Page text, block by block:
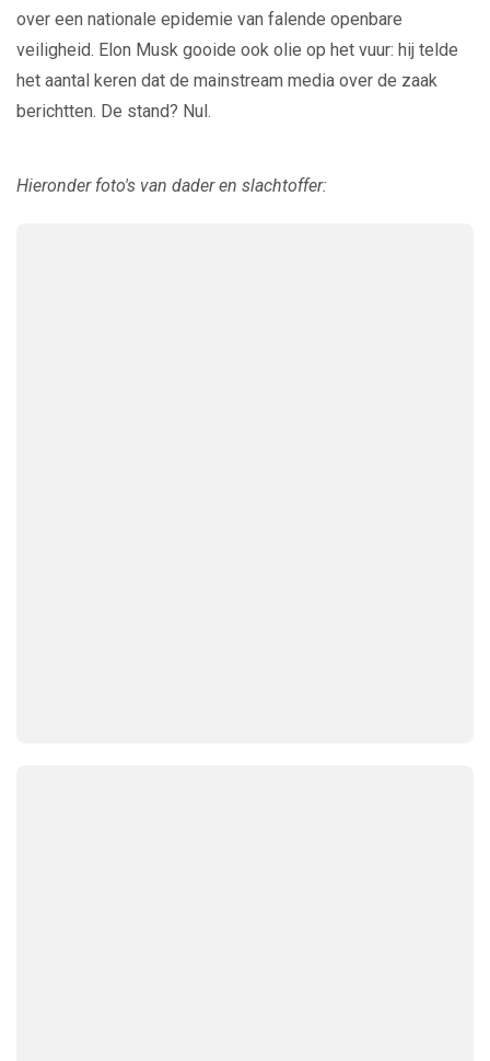
over een nationale epidemie van falende openbare
veiligheid. Elon Musk gooide ook olie op het vuur: hij telde
het aantal keren dat de mainstream media over de zaak
berichtten. De stand? Nul.
Hieronder foto's van dader en slachtoffer: